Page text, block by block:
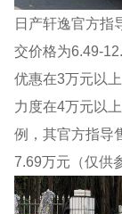
日产轩逸官方指
交价格为6.49-
优惠在3万元以
力度在4万元以
例，其官方指导
7.69万元（仅供